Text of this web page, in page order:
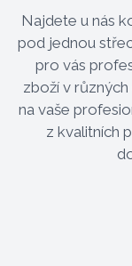
Najdete u nás
pod jednou
pro vás
zboží v
na vaše
z kvalitních